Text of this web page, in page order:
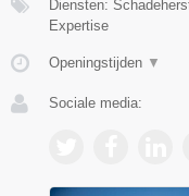
Diensten:
Expertise
Openingstijden ▼
Sociale media: